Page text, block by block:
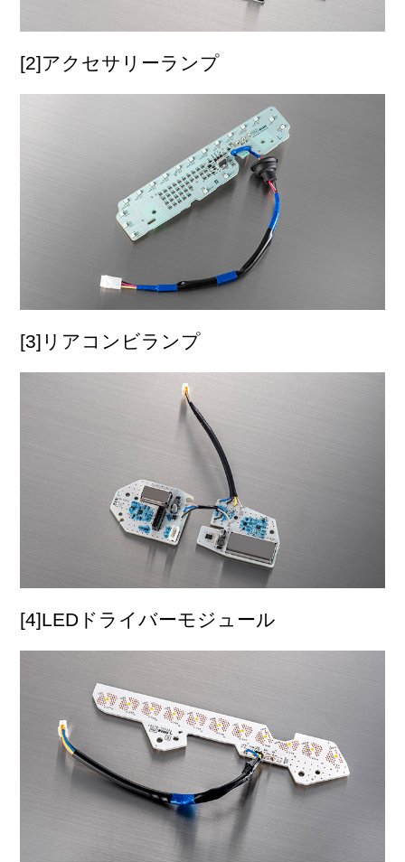
[2]アクセサリーランプ
[3]リアコンビランプ
[4]LEDドライバーモジュール